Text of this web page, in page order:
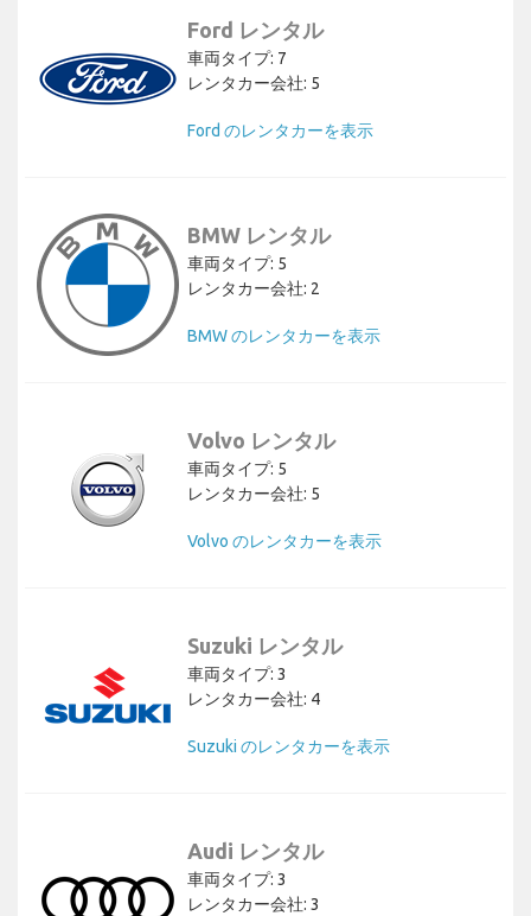
Ford レンタル
車両タイプ: 7
レンタカー会社: 5
Ford のレンタカーを表示
BMW レンタル
車両タイプ: 5
レンタカー会社: 2
BMW のレンタカーを表示
Volvo レンタル
車両タイプ: 5
レンタカー会社: 5
Volvo のレンタカーを表示
Suzuki レンタル
車両タイプ: 3
レンタカー会社: 4
Suzuki のレンタカーを表示
Audi レンタル
車両タイプ: 3
レンタカー会社: 3